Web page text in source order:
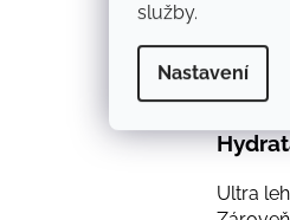
služby.
Nastavení
Použití:
cm.
Ultra